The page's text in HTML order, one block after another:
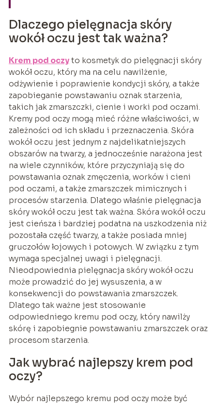
Dlaczego pielęgnacja skóry
wokół oczu jest tak ważna?
Krem pod oczyto kosmetyk do pielęgnacji skóry
wokół oczu, który ma na celu nawilżenie,
odżywienie i poprawienie kondycji skóry, a także
zapobieganie powstawaniu oznak starzenia,
takich jak zmarszczki, cienie i worki pod oczami.
Kremy pod oczy mogą mieć różne właściwości, w
zależności od ich składu i przeznaczenia. Skóra
wokół oczu jest jednym z najdelikatniejszych
obszarów na twarzy, a jednocześnie narażona jest
na wiele czynników, które przyczyniają się do
powstawania oznak zmęczenia, worków i cieni
pod oczami, a także zmarszczek mimicznych i
procesów starzenia. Dlatego właśnie pielęgnacja
skóry wokół oczu jest tak ważna. Skóra wokół oczu
jest cieńsza i bardziej podatna na uszkodzenia niż
pozostała część twarzy, a także posiada mniej
gruczołów łojowych i potowych. W związku z tym
wymaga specjalnej uwagi i pielęgnacji.
Nieodpowiednia pielęgnacja skóry wokół oczu
może prowadzić do jej wysuszenia, a w
konsekwencji do powstawania zmarszczek.
Dlatego tak ważne jest stosowanie
odpowiedniego kremu pod oczy, który nawilży
skórę i zapobiegnie powstawaniu zmarszczek oraz
procesom starzenia.
Jak wybrać najlepszy krem pod
oczy?
Wybór najlepszego kremu pod oczy może być